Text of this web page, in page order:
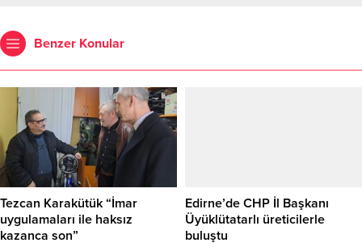
Benzer Konular
Tezcan Karakütük “İmar
uygulamaları ile haksız
kazanca son”
Edirne’de CHP İl Başkanı
Üyüklütatarlı üreticilerle
buluştu